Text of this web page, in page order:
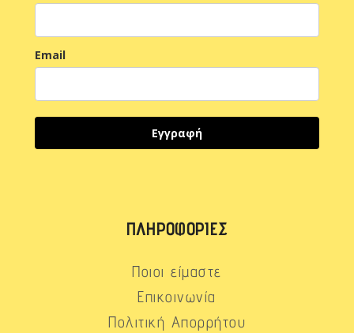
Email
Εγγραφή
ΠΛΗΡΟΦΟΡΊΕΣ
Ποιοι είμαστε
Επικοινωνία
Πολιτική Απορρήτου